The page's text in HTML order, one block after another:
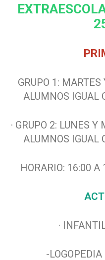
GRUPO 1:
ALUMNOS IGUAL
· GRUPO 2: LUNES
ALUMNOS IGUAL
HORARIO: 16:00
·
-